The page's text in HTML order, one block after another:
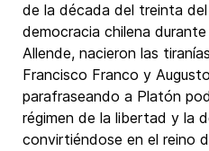
de la década del treinta
democracia chilena
Allende, nacieron las
Francisco Franco y
parafraseando a Platón
régimen de la libertad y la
convirtiéndose en el reino